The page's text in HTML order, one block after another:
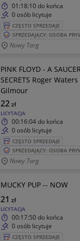
01:18:10do końca
0 osób licytuje
CZĘSTO SPRZEDAJE
SPRZEDAJĄCY: OSOBA
Nowy Targ
PINK FLOYD - A
SECRETS Roger
Gilmour
LICYTACJA
22zł
00:16:04do końca
0 osób licytuje
CZĘSTO SPRZEDAJE
SPRZEDAJĄCY: OSOBA
Nowy Targ
MUCKY PUP -- NOW
LICYTACJA
21 zł
00:17:50do końca
0 osób licytuje
CZĘSTO SPRZEDAJE